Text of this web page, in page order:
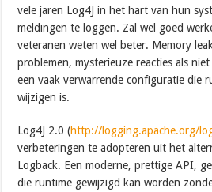
vele jaren Log4J in het hart van hun
meldingen te loggen. Zal wel goed
veteranen weten wel beter. Memory
problemen, mysterieuze reacties als
een vaak verwarrende configuratie die
wijzigen is.
Log4J 2.0 (http://logging.apache.org/
verbeteringen te adopteren uit het
Logback. Een moderne, prettige API,
die runtime gewijzigd kan worden